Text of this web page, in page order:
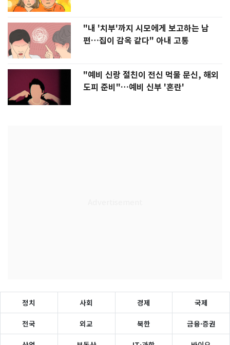
"내 '치부'까지 시모에게 보고하는 남
편…집이 감옥 같다" 아내 고통
"예비 신랑 절친이 전신 먹물 문신, 해외
도피 준비"…예비 신부 '혼란'
정치 사회 경제 국제
전국 외교 북한 금융·증권